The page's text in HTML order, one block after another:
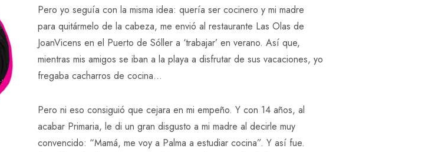
Pero yo seguía con la misma idea: quería ser cocinero y mi madre
para quitármelo de la cabeza, me envió al restaurante Las Olas de
JoanVicens en el Puerto de Sóller a ‘trabajar’ en verano. Así que,
mientras mis amigos se iban a la playa a disfrutar de sus vacaciones, yo
fregaba cacharros de cocina…
Pero ni eso consiguió que cejara en mi empeño. Y con 14 años, al
acabar Primaria, le di un gran disgusto a mi madre al decirle muy
convencido: “Mamá, me voy a Palma a estudiar cocina”. Y así fue.